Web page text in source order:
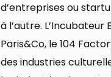
d’entreprises ou
à l’autre. L’Incubateur
Paris&Co, le 104
des industries